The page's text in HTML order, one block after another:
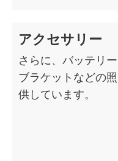
アクセサリー
さらに、バッテリ
ブラケットなどの
供しています。